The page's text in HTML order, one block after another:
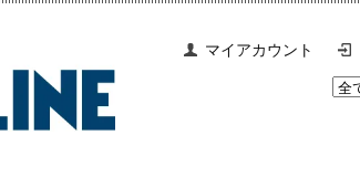
マイアカウント